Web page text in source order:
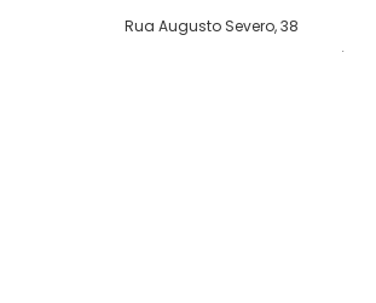
Rua Augusto Severo, 38
Segunda a sexta, das 08:00 às 17h